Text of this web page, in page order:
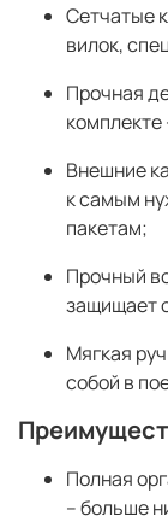
Сетчатые
вилок,
Прочная
Внешние
к самым
пакетам;
Прочный
защищает
Мягкая
собой в
Полная
– больше